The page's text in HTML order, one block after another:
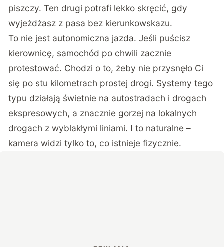
piszczy. Ten drugi potrafi lekko skręcić, gdy
wyjeżdżasz z pasa bez kierunkowskazu.
To nie jest autonomiczna jazda. Jeśli puścisz
kierownicę, samochód po chwili zacznie
protestować. Chodzi o to, żeby nie przysnęło Ci
się po stu kilometrach prostej drogi. Systemy tego
typu działają świetnie na autostradach i drogach
ekspresowych, a znacznie gorzej na lokalnych
drogach z wyblakłymi liniami. I to naturalne –
kamera widzi tylko to, co istnieje fizycznie.